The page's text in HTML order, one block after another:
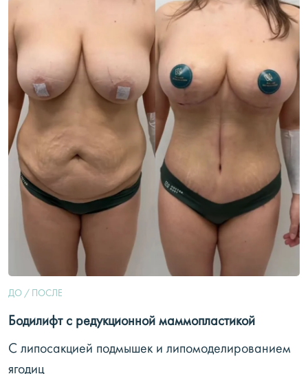
ДО / ПОСЛЕ
Бодилифт с редукционной маммопластикой
С липосакцией подмышек и липомоделированием
ягодиц